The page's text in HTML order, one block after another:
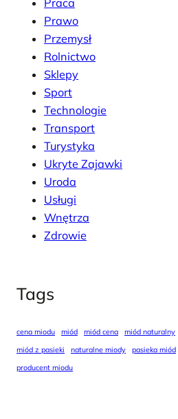
Prawo
Przemysł
Rolnictwo
Sklepy
Sport
Technologie
Transport
Turystyka
Ukryte Zajawki
Uroda
Usługi
Wnętrza
Zdrowie
Tags
cena miodu miód miód cena miód naturalny
miód z pasieki
naturalne miody pasieka miód
producent miodu